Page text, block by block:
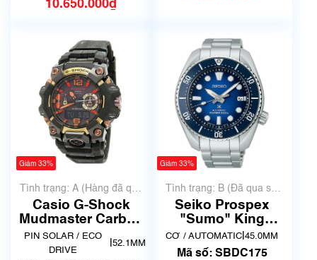
10.650.000₫
Giảm 33%
Tình trạng: A (Hàng đã qua
sử dụng nhưng rất đẹp,
không có xước)
Casio G-Shock
Mudmaster Carbon
Core Guard GWG-
B1000MG
PIN SOLAR / ECO
DRIVE
52.1MM
Giảm 33%
Tình trạng: B (Đã qua sử
dụng, hàng đẹp, có chút
xước dăm)
Seiko Prospex
"Sumo" King
SBDC175
CƠ / AUTOMATIC 45.0MM
Mã số: SBDC175